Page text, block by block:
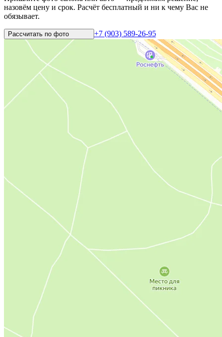
назовём цену и срок. Расчёт бесплатный и ни к чему Вас не
обязывает.
Рассчитать по фото +7 (903) 589-26-95